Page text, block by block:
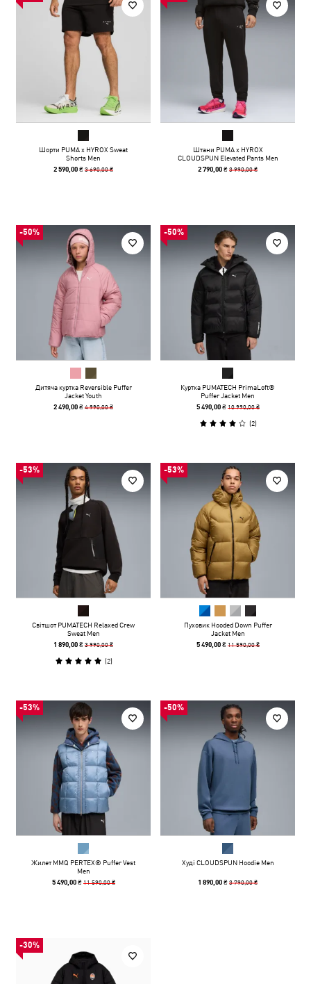
Шорти PUMA x HYROX Sweat
Shorts Men
2 590,00 ₴3 690,00 ₴
Штани PUMA x HYROX
CLOUDSPUN Elevated Pants Men
2 790,00 ₴3 990,00 ₴
-50%
Дитяча куртка Reversible Puffer
Jacket Youth
2 490,00 ₴4 990,00 ₴
-50%
Куртка PUMATECH PrimaLoft®
Puffer Jacket Men
5 490,00 ₴ 10 990,00 ₴
(2)
-53%
Світшот PUMATECH Relaxed Crew
Sweat Men
1 890,00 ₴3 990,00 ₴
(2)
-53%
Пуховик Hooded Down Puffer
Jacket Men
5 490,00 ₴ 11 590,00 ₴
-53%
Жилет MMQ PERTEX® Puffer Vest
Men
5 490,00 ₴ 11 590,00 ₴
-50%
Худі CLOUDSPUN Hoodie Men
1 890,00 ₴3 790,00 ₴
-30%